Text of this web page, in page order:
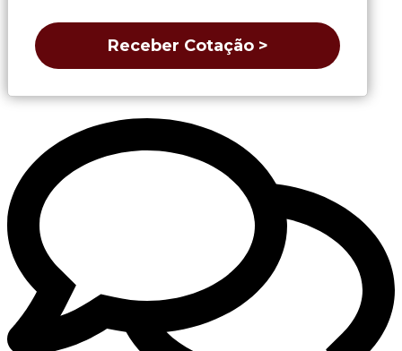
Receber Cotação >